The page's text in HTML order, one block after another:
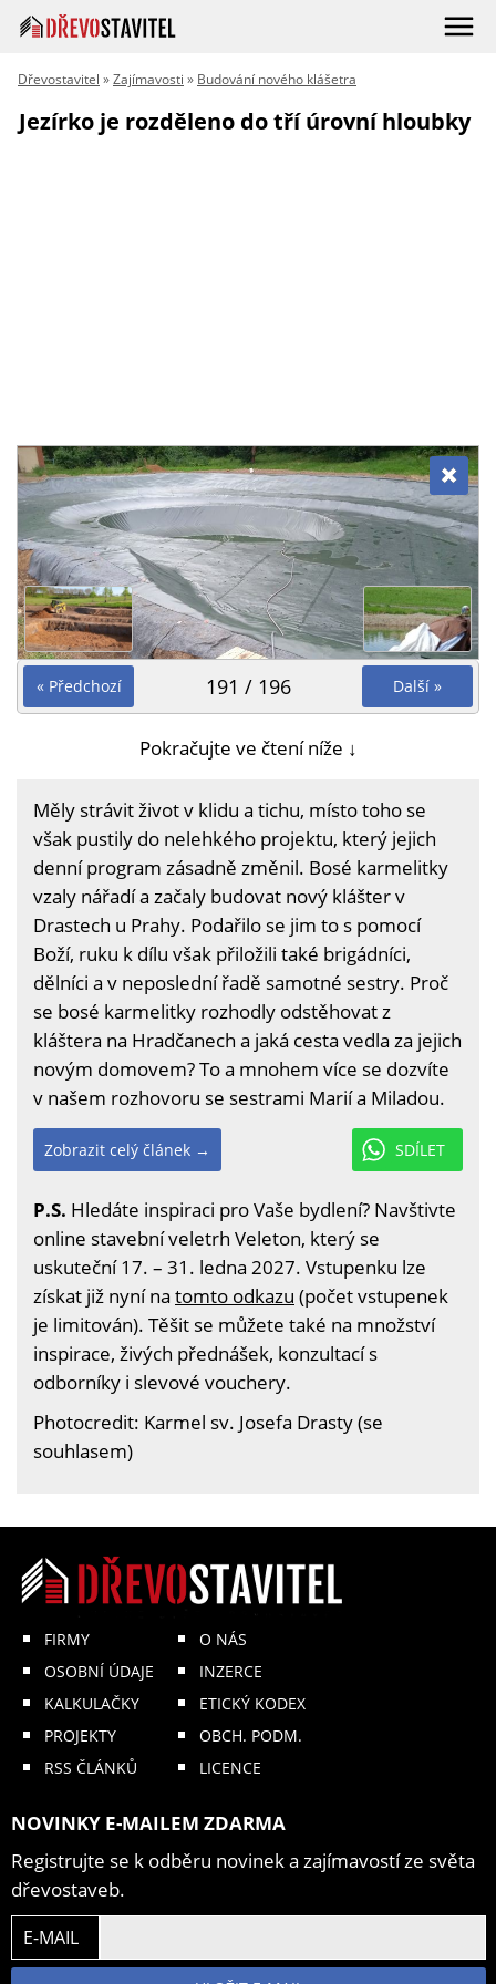
Dřevostavitel »Zajímavosti » Budování nového klášetra
Jezírko je rozděleno do tří úrovní hloubky
« Předchozí Další »
191 / 196
Pokračujte ve čtení níže ↓
Měly strávit život v klidu a tichu, místo toho se
však pustily do nelehkého projektu, který jejich
denní program zásadně změnil. Bosé karmelitky
vzaly nářadí a začaly budovat nový klášter v
Drastech u Prahy. Podařilo se jim to s pomocí
Boží, ruku k dílu však přiložili také brigádníci,
dělníci a v neposlední řadě samotné sestry. Proč
se bosé karmelitky rozhodly odstěhovat z
kláštera na Hradčanech a jaká cesta vedla za jejich
novým domovem? To a mnohem více se dozvíte
v našem rozhovoru se sestrami Marií a Miladou.
SDÍLET
Zobrazit celý článek →
P.S. Hledáte inspiraci pro Vaše bydlení? Navštivte
online stavební veletrh Veleton, který se
uskuteční 17. – 31. ledna 2027. Vstupenku lze
získat již nyní na tomto odkazu (počet vstupenek
je limitován). Těšit se můžete také na množství
inspirace, živých přednášek, konzultací s
odborníky i slevové vouchery.
Photocredit: Karmel sv. Josefa Drasty (se
souhlasem)
FIRMY
OSOBNÍ ÚDAJE
KALKULAČKY
PROJEKTY
RSS ČLÁNKŮ
O NÁS
INZERCE
ETICKÝ KODEX
OBCH. PODM.
LICENCE
NOVINKY E-MAILEM ZDARMA
Registrujte se k odběru novinek a zajímavostí ze světa
dřevostaveb.
E-MAIL